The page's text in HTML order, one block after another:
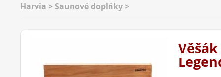
Harvia > Saunové doplňky >